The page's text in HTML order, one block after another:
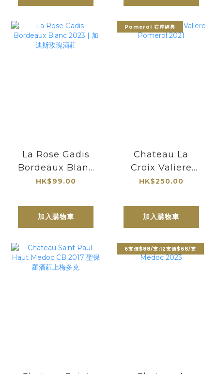
La Rose Gadis
Bordeaux Blanc
2023 | 加迪斯玫瑰
HK$99.00
加入購物車
Pomerol 右岸經典
Chateau La
Croix Valiere
Pomerol 2021
HK$250.00
加入購物車
6支價$88/支;12支價$68/支